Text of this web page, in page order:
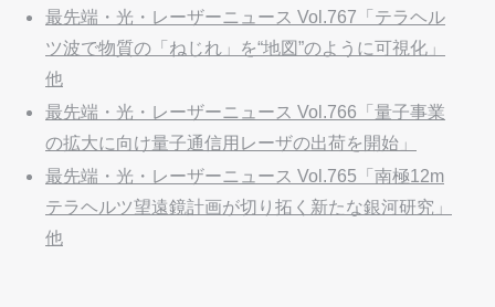
最先端・光・レーザーニュース Vol.767「テラヘル
ツ波で物質の「ねじれ」を“地図”のように可視化」
他
最先端・光・レーザーニュース Vol.766「量子事業
の拡大に向け量子通信用レーザの出荷を開始」
最先端・光・レーザーニュース Vol.765「南極12m
テラヘルツ望遠鏡計画が切り拓く新たな銀河研究」
他